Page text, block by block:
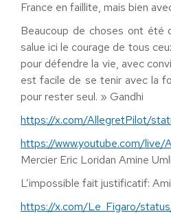
France en faillite, mais bien
Beaucoup de choses ont été
salue ici le courage de tous
pour défendre la vie, avec
est facile de se tenir avec la
pour rester seul. » Gandhi
https://x.com/AllegretPilot/
https://www.youtube.com/live/
Mercier Eric Loridan Amine
L’impossible fait justificatif:
https://x.com/Le_Figaro/